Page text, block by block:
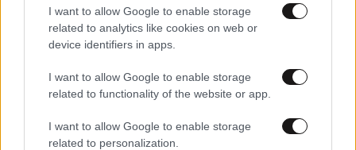
I want to allow Google to enable storage
related to analytics like cookies on web or
device identifiers in apps.
I want to allow Google to enable storage
related to functionality of the website or app.
I want to allow Google to enable storage
related to personalization.